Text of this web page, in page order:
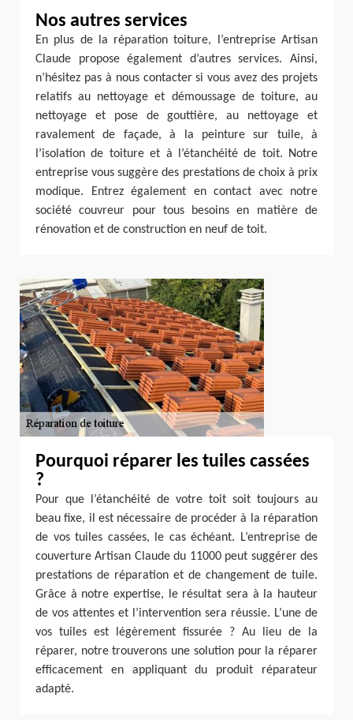
Nos autres services
En plus de la réparation toiture, l’entreprise Artisan
Claude propose également d’autres services. Ainsi,
n’hésitez pas à nous contacter si vous avez des projets
relatifs au nettoyage et démoussage de toiture, au
nettoyage et pose de gouttière, au nettoyage et
ravalement de façade, à la peinture sur tuile, à
l’isolation de toiture et à l’étanchéité de toit. Notre
entreprise vous suggère des prestations de choix à prix
modique. Entrez également en contact avec notre
société couvreur pour tous besoins en matière de
rénovation et de construction en neuf de toit.
Pourquoi réparer les tuiles cassées
?
Pour que l’étanchéité de votre toit soit toujours au
beau fixe, il est nécessaire de procéder à la réparation
de vos tuiles cassées, le cas échéant. L’entreprise de
couverture Artisan Claude du 11000 peut suggérer des
prestations de réparation et de changement de tuile.
Grâce à notre expertise, le résultat sera à la hauteur
de vos attentes et l’intervention sera réussie. L’une de
vos tuiles est légèrement fissurée ? Au lieu de la
réparer, notre trouverons une solution pour la réparer
efficacement en appliquant du produit réparateur
adapté.